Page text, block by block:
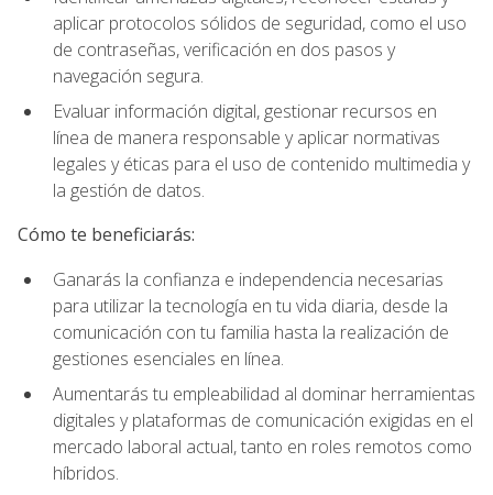
aplicar protocolos sólidos de seguridad, como el uso
de contraseñas, verificación en dos pasos y
navegación segura.
Evaluar información digital, gestionar recursos en
línea de manera responsable y aplicar normativas
legales y éticas para el uso de contenido multimedia y
la gestión de datos.
Cómo te beneficiarás:
Ganarás la confianza e independencia necesarias
para utilizar la tecnología en tu vida diaria, desde la
comunicación con tu familia hasta la realización de
gestiones esenciales en línea.
Aumentarás tu empleabilidad al dominar herramientas
digitales y plataformas de comunicación exigidas en el
mercado laboral actual, tanto en roles remotos como
híbridos.